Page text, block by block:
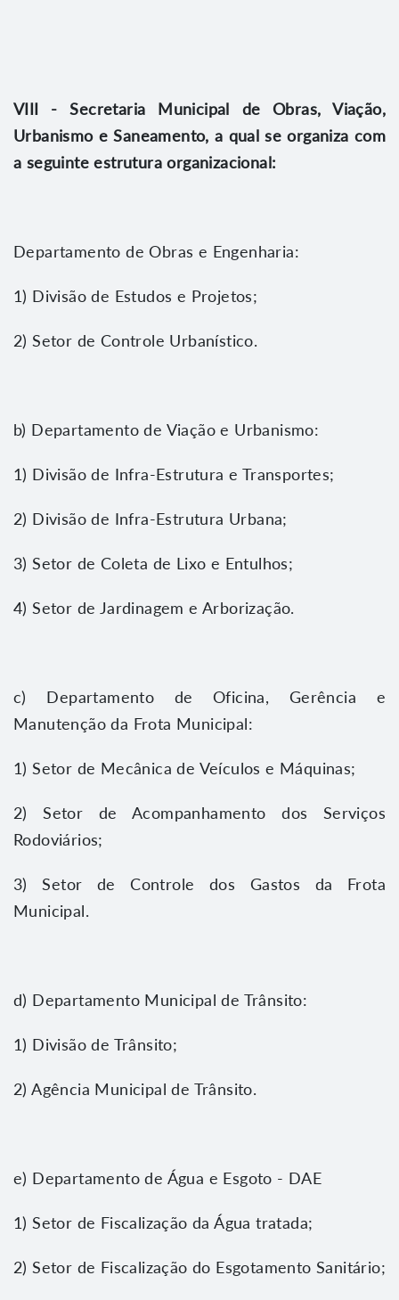
VIII - Secretaria Municipal de Obras, Viação,
Urbanismo e Saneamento, a qual se organiza com
a seguinte estrutura organizacional:
Departamento de Obras e Engenharia:
1) Divisão de Estudos e Projetos;
2) Setor de Controle Urbanístico.
b) Departamento de Viação e Urbanismo:
1) Divisão de Infra-Estrutura e Transportes;
2) Divisão de Infra-Estrutura Urbana;
3) Setor de Coleta de Lixo e Entulhos;
4) Setor de Jardinagem e Arborização.
c) Departamento de Oficina, Gerência e
Manutenção da Frota Municipal:
1) Setor de Mecânica de Veículos e Máquinas;
2) Setor de Acompanhamento dos Serviços
Rodoviários;
3) Setor de Controle dos Gastos da Frota
Municipal.
d) Departamento Municipal de Trânsito:
1) Divisão de Trânsito;
2) Agência Municipal de Trânsito.
e) Departamento de Água e Esgoto - DAE
1) Setor de Fiscalização da Água tratada;
2) Setor de Fiscalização do Esgotamento Sanitário;